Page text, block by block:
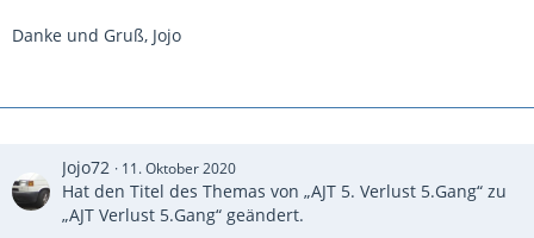
Danke und Gruß, Jojo
Jojo72 11. Oktober 2020
Hat den Titel des Themas von „AJT 5. Verlust 5.Gang“ zu
„AJT Verlust 5.Gang“ geändert.